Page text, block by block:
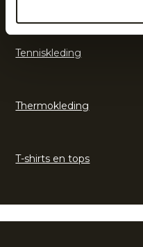
Tenniskleding
Thermokleding
T-shirts en tops